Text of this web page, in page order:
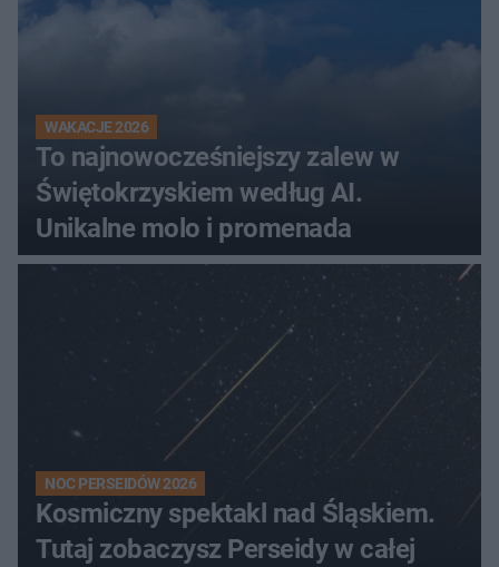
WAKACJE 2026
To najnowocześniejszy zalew w
Świętokrzyskiem według AI.
Unikalne molo i promenada
NOC PERSEIDÓW 2026
Kosmiczny spektakl nad Śląskiem.
Tutaj zobaczysz Perseidy w całej